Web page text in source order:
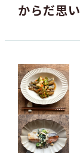
からだ思